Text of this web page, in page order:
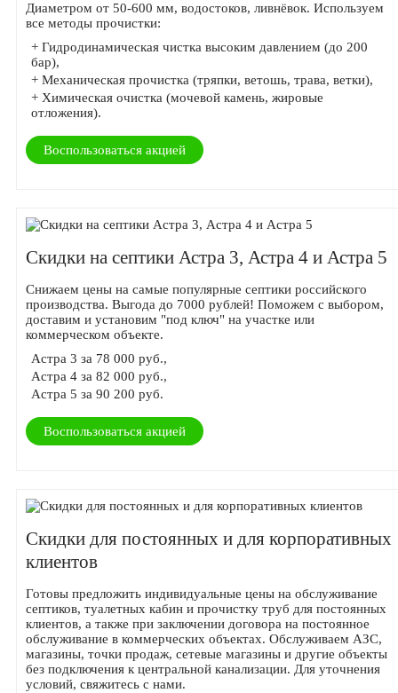
Диаметром от 50-600 мм, водостоков, ливнёвок. Используем
все методы прочистки:
+ Гидродинамическая чистка высоким давлением (до 200
бар),
+ Механическая прочистка (тряпки, ветошь, трава, ветки),
+ Химическая очистка (мочевой камень, жировые
отложения).
Воспользоваться акцией
Скидки на септики Астра 3, Астра 4 и Астра 5
Снижаем цены на самые популярные септики российского
производства. Выгода до 7000 рублей! Поможем с выбором,
доставим и установим "под ключ" на участке или
коммерческом объекте.
Астра 3 за 78 000 руб.,
Астра 4 за 82 000 руб.,
Астра 5 за 90 200 руб.
Воспользоваться акцией
Скидки для постоянных и для корпоративных
клиентов
Готовы предложить индивидуальные цены на обслуживание
септиков, туалетных кабин и прочистку труб для постоянных
клиентов, а также при заключении договора на постоянное
обслуживание в коммерческих объектах. Обслуживаем АЗС,
магазины, точки продаж, сетевые магазины и другие объекты
без подключения к центральной канализации. Для уточнения
условий, свяжитесь с нами.